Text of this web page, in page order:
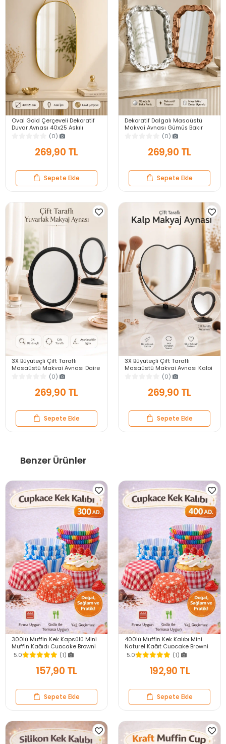
Oval Gold Çerçeveli Dekoratif
Duvar Aynası 40x25 Askılı
Modern Salon Antre Banyo
Yatak Odası Aynası
(0)
269,90 TL
Sepete Ekle
Dekoratif Dalgalı Masaüstü
Makyaj Aynası Gümüş Bakır
Çerçeveli Modern Yakın Duvar
(0)
269,90 TL
Sepete Ekle
3X Büyüteçli Çift Taraflı
Masaüstü Makyaj Aynası Daire
Siyah Rose Gold Standlı
Dekoratif Yakın Ayna
(0)
269,90 TL
Sepete Ekle
3X Büyüteçli Çift Taraflı
Masaüstü Makyaj Aynası Kalpi
Siyah Rose Gold Standlı
Dekoratif Yakın Ayna
(0)
269,90 TL
Sepete Ekle
Benzer Ürünler
300lü Muffin Kek Kapsülü Mini
Muffin Kağıdı Cupcake Browni
Kek Kalıbı Renkli Yapışmaz Set
5.0 (1)
157,90 TL
Sepete Ekle
400lü Muffin Kek Kalıbı Mini
Naturel Kağıt Cupcake Browni
Kek Kapsülü Rengarenk
Yapışmaz
5.0 (1)
192,90 TL
Sepete Ekle